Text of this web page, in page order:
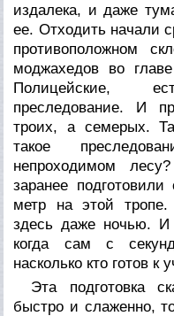
издалека, и даже
ее. Отходить начали
противоположном
моджахедов во
Полицейские,
преследование. И
троих, а семерых.
такое
непроходимом
заранее
метр на этой
здесь даже ночью. И
когда сам с
насколько кто готов к
Эта подготовка
быстро и слаженно,